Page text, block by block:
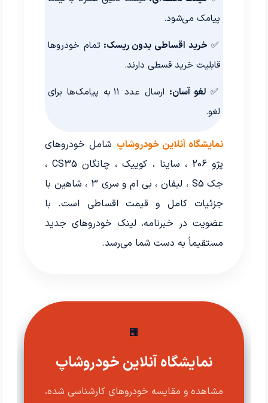
پیامک می‌شود.
✅ خرید اقساطی بدون ریسک: تمام خودروها
قابلیت خرید قسطی دارند.
✅لغو آسان:
ارسال عدد ۱۱ به پیامک‌ها برای
لغو.
نمایشگاه آنلاین خودروشاپ شامل خودروهای
پژو 206 ، ساینا ، کوییک ، چانگان CS35 ،
جک S5 ، لیفان ، بی ام و سری 3 ، شاهین با
جزئیات کامل و قیمت اقساطی است. با
عضویت در خبرنامه، لینک خودروهای جدید
مستقیماً به دست شما می‌رسد.
🏢
نمایشگاه آنلاین خودروشاپ
مشاهده و مقایسه خودروهای کارشناسی شده،